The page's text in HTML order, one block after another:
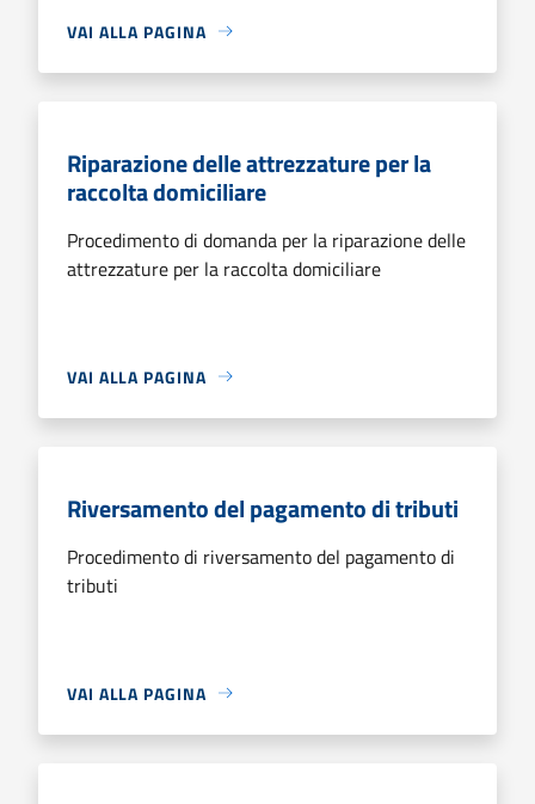
VAI ALLA PAGINA
Riparazione delle attrezzature per la
raccolta domiciliare
Procedimento di domanda per la riparazione delle
attrezzature per la raccolta domiciliare
VAI ALLA PAGINA
Riversamento del pagamento di tributi
Procedimento di riversamento del pagamento di
tributi
VAI ALLA PAGINA